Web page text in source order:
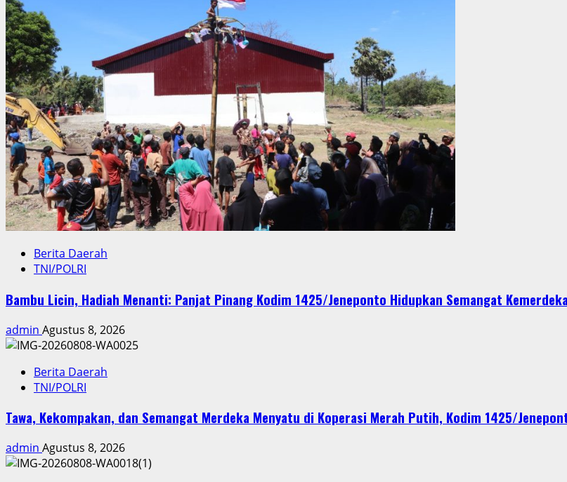
Berita Daerah
TNI/POLRI
Bambu Licin, Hadiah Menanti: Panjat Pinang Kodim 1425/Jeneponto Hidupkan Semangat
admin Agustus 8, 2026
Berita Daerah
TNI/POLRI
Tawa, Kekompakan, dan Semangat Merdeka Menyatu di Koperasi Merah Putih, Kodim 1425/
admin Agustus 8, 2026